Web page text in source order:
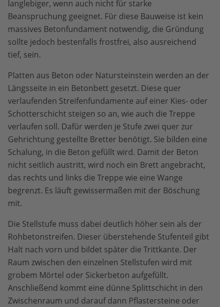
langlebiger, wenn auch nicht für starke
Beanspruchung geeignet. Für diese Bauweise ist kein
massives Betonfundament notwendig, die Gründung
sollte jedoch bestenfalls frostfrei, also ausreichend
tief, sein.
Platten aus Beton oder Natursteinstein werden an der
Längsseite in ein Betonbett gesetzt. Diese quer
verlaufenden Streifenfundamente auf einer Kies- oder
Schotterschicht steigen so an, wie auch die Treppe
verlaufen soll. Dafür werden je Stufe zwei quer zur
Gehrichtung gestellte Bretter benötigt. Sie bilden eine
Schalung, in die Beton gefüllt wird. Damit der Beton
nicht seitlich austritt, wird noch ein Brett angebracht,
das rechts und links die Treppe wie eine Wange
begrenzt. Es läuft gewissermaßen mit der Böschung
mit.
Die Stellstufe muss dabei deutlich höher sein als der
Rohbetonstreifen. Dieser überstehende Stufenteil gibt
Halt nach vorn und bildet später die Trittkante. Der
Raum zwischen den einzelnen Stellstufen wird mit
grobem Mörtel oder Sickerbeton aufgefüllt.
Anschließend kommt eine dünne Splittschicht in den
Zwischenraum und darauf dann Pflastersteine oder